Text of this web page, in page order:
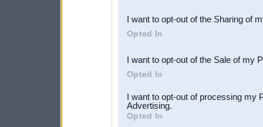
Downstream Participants
third parties.
I want to opt-out of the Sharing of
Opted In
I want to opt-out of the Sale of my
Opted In
I want to opt-out of processing my
Advertising.
Opted In